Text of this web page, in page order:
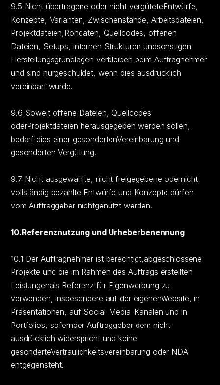
9.5 Nicht übertragene oder nicht vergüteteEntwürfe,
Konzepte, Varianten, Zwischenstände, Arbeitsdateien,
Projektdateien,Rohdaten, Quellcodes, offenen
Dateien, Setups, internen Strukturen undsonstigen
Herstellungsgrundlagen verbleiben beim Auftragnehmer
und sind nurgeschuldet, wenn dies ausdrücklich
vereinbart wurde.
9.6 Soweit offene Dateien, Quellcodes
oderProjektdateien herausgegeben werden sollen,
bedarf dies einer gesondertenVereinbarung und
gesonderten Vergütung.
9.7 Nicht ausgewählte, nicht freigegebene odernicht
vollständig bezahlte Entwürfe und Konzepte dürfen
vom Auftraggeber nichtgenutzt werden.
10.Referenznutzung und Urheberbenennung
10.1 Der Auftragnehmer ist berechtigt,abgeschlossene
Projekte und die im Rahmen des Auftrags erstellten
Leistungenals Referenz für Eigenwerbung zu
verwenden, insbesondere auf der eigenenWebsite, in
Präsentationen, auf Social-Media-Kanälen und in
Portfolios, sofernder Auftraggeber dem nicht
ausdrücklich widerspricht und keine
gesonderteVertraulichkeitsvereinbarung oder NDA
entgegensteht.